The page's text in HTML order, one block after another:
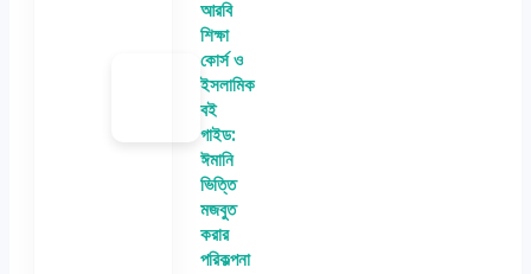
আরবি
শিক্ষা
কোর্স ও
ইসলামিক
বই
গাইড:
ঈমানি
ভিত্তি
মজবুত
করার
পরিকল্পনা